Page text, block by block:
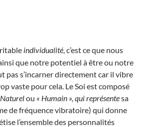
individualité , c’est ce que nous
que notre potentiel à être ou notre
pas s’incarner directement car il vibre
vaste pour cela. Le Soi est composé
ou « Humain », qui représentesa
de fréquence vibratoire) qui donne
l’ensemble des personnalités